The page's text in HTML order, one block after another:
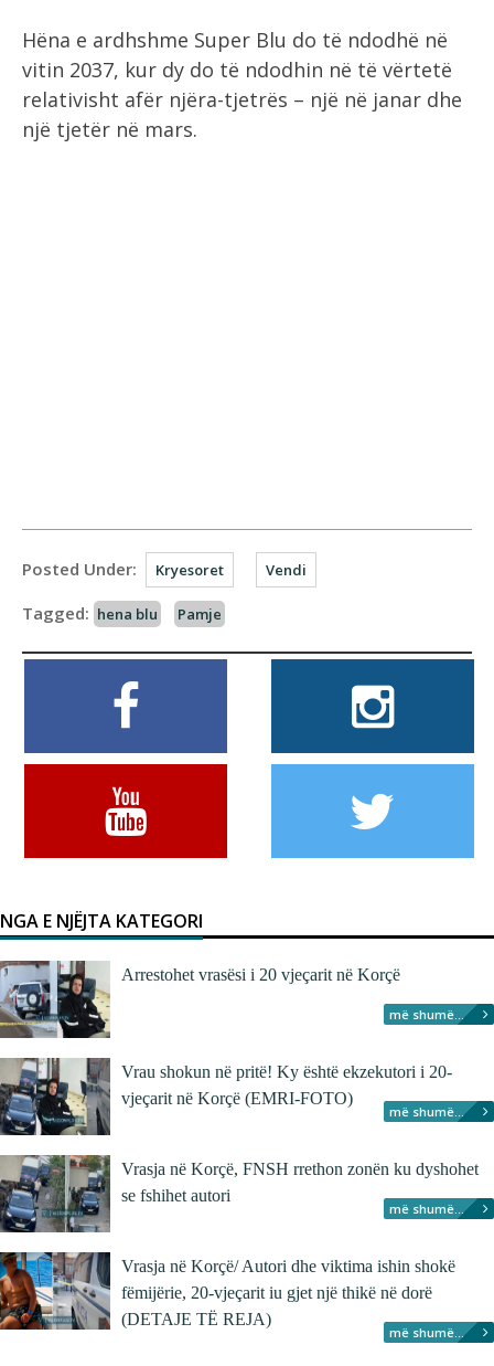
Hëna e ardhshme Super Blu do të ndodhë në
vitin 2037, kur dy do të ndodhin në të vërtetë
relativisht afër njëra-tjetrës – një në janar dhe
një tjetër në mars.
Posted Under: Kryesoret Vendi
Tagged: hena blu Pamje
NGA E NJËJTA KATEGORI
Arrestohet vrasësi i 20 vjeçarit në Korçë
më shumë...
Vrau shokun në pritë! Ky është ekzekutori i 20-
vjeçarit në Korçë (EMRI-FOTO)
më shumë...
Vrasja në Korçë, FNSH rrethon zonën ku dyshohet
se fshihet autori
më shumë...
Vrasja në Korçë/ Autori dhe viktima ishin shokë
fëmijërie, 20-vjeçarit iu gjet një thikë në dorë
(DETAJE TË REJA)
më shumë...